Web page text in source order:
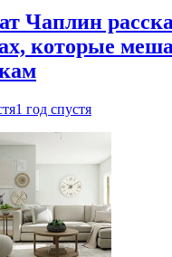
Чаплин
которые
1 год спустя